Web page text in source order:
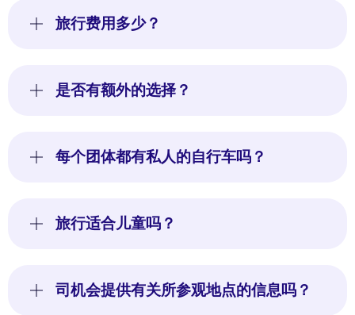
旅行费用多少？
是否有额外的选择？
每个团体都有私人的自行车吗？
旅行适合儿童吗？
司机会提供有关所参观地点的信息吗？